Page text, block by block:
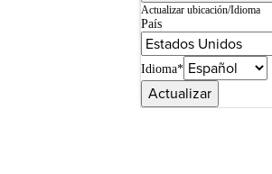
Vet Systems
Supplier Portal
Actualizar ubicación/Idioma
País
Idioma*
Actualizar